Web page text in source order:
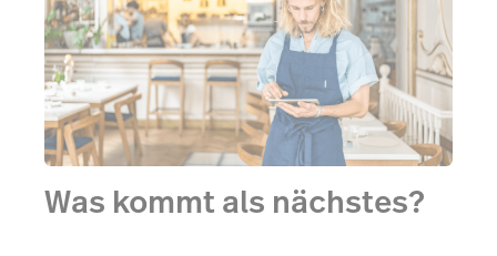
Was kommt als nächstes?